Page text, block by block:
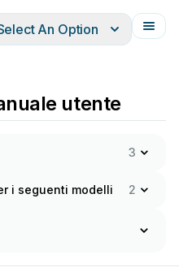
Français
An Option
utente
3
i seguenti modelli 2